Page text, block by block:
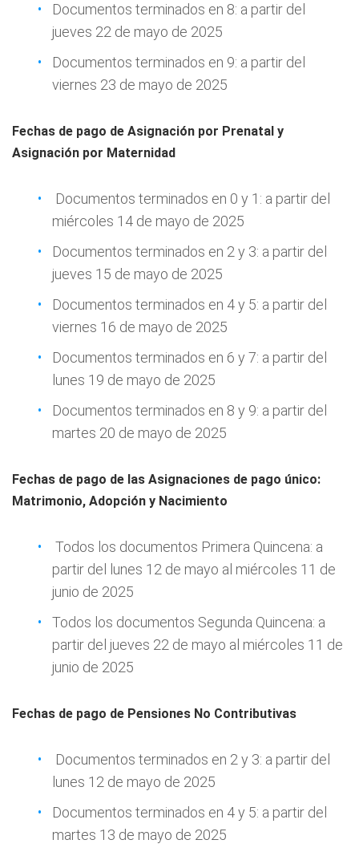
Documentos terminados en 8: a partir del
jueves 22 de mayo de 2025
Documentos terminados en 9: a partir del
viernes 23 de mayo de 2025
Fechas de pago de Asignación por Prenatal y
Asignación por Maternidad
Documentos terminados en 0 y 1: a partir del
miércoles 14 de mayo de 2025
Documentos terminados en 2 y 3: a partir del
jueves 15 de mayo de 2025
Documentos terminados en 4 y 5: a partir del
viernes 16 de mayo de 2025
Documentos terminados en 6 y 7: a partir del
lunes 19 de mayo de 2025
Documentos terminados en 8 y 9: a partir del
martes 20 de mayo de 2025
Fechas de pago de las Asignaciones de pago único:
Matrimonio, Adopción y Nacimiento
Todos los documentos Primera Quincena: a
partir del lunes 12 de mayo al miércoles 11 de
junio de 2025
Todos los documentos Segunda Quincena: a
partir del jueves 22 de mayo al miércoles 11 de
junio de 2025
Fechas de pago de Pensiones No Contributivas
Documentos terminados en 2 y 3: a partir del
lunes 12 de mayo de 2025
Documentos terminados en 4 y 5: a partir del
martes 13 de mayo de 2025